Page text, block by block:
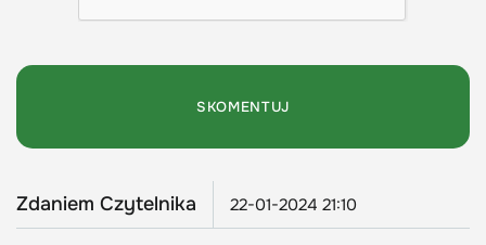
Zdaniem Czytelnika 22-01-2024 21:10